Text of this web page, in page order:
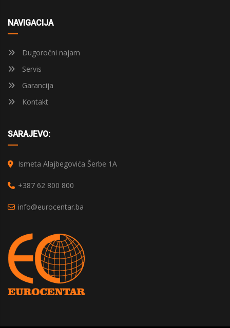
NAVIGACIJA
Dugoročni najam
Servis
Garancija
Kontakt
SARAJEVO:
Ismeta Alajbegovića Šerbe 1A
+387 62 800 800
info@eurocentar.ba